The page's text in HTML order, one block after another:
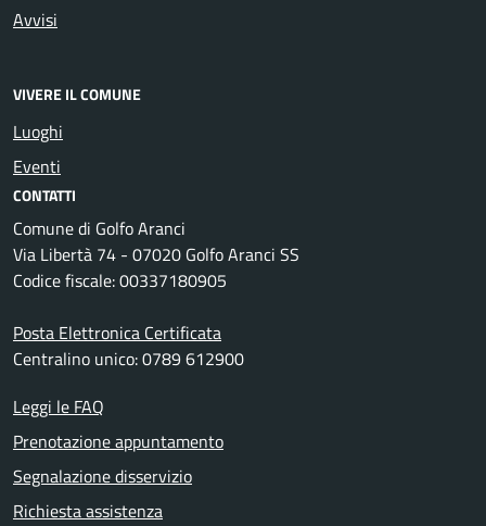
Avvisi
VIVERE IL COMUNE
Luoghi
Eventi
CONTATTI
Comune di Golfo Aranci
Via Libertà 74 - 07020 Golfo Aranci SS
Codice fiscale: 00337180905
Posta Elettronica Certificata
Centralino unico: 0789 612900
Leggi le FAQ
Prenotazione appuntamento
Segnalazione disservizio
Richiesta assistenza